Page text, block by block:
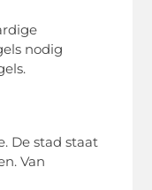
nodig
De stad staat
Van